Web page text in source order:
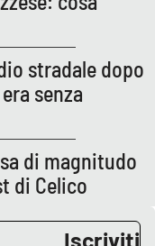
stradale dopo
senza
di magnitudo
di Celico
Iscriviti